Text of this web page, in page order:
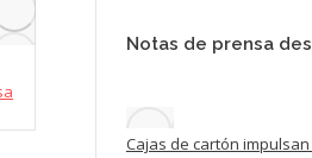
Notas de prensa
Cajas de cartón